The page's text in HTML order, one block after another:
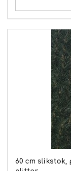
60 cm slikstok,